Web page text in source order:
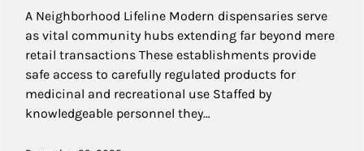
A Neighborhood Lifeline Modern dispensaries serve
as vital community hubs extending far beyond mere
retail transactions These establishments provide
safe access to carefully regulated products for
medicinal and recreational use Staffed by
knowledgeable personnel they…